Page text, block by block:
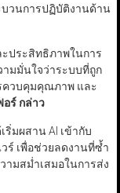
บวนการปฏิบัติงานด้าน
ะประสิทธิภาพในการ
มมั่นใจว่าระบบที่ถูก
ควบคุมคุณภาพ และ
ร์ กล่าว
ริ่มผสาน AI เข้ากับ
ร์ เพื่อช่วยลดงานที่ซ้ำ
มสม่ำเสมอในการส่ง